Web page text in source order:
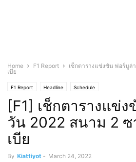
Home F1 Report
เช็กตารางแข่งขัน ฟอร์มูล่
เบีย
F1 Report Headline Schedule
[F1] เช็กตารางแข่
วัน 2022 สนาม 2 ซ
เบีย
By Kiattiyot - March 24, 2022